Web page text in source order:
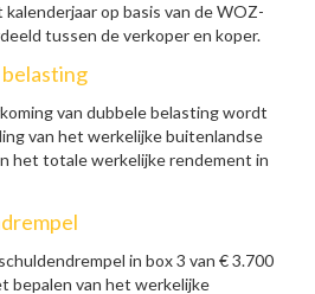
op basis van de WOZ-
tussen de verkoper en koper.
van dubbele belasting wordt
van het werkelijke buitenlandse
het totale werkelijke rendement in
in box 3 van € 3.700
bepalen van het werkelijke